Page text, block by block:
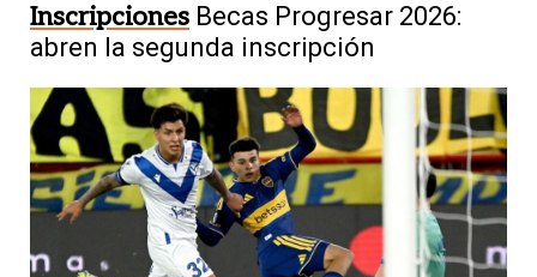
Inscripciones Becas Progresar 2026:
abren la segunda inscripción